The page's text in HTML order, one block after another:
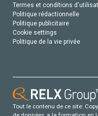
Termes et conditions
Politique rédactionnelle
Politique publicitaire
Cookie settings
Politique de la vie privée
Tout le contenu de ce site: